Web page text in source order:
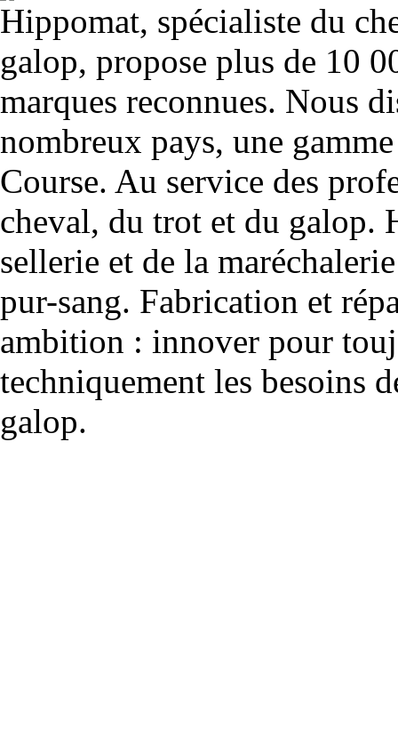
Hippomat, spécialiste du
galop, propose plus de 10
marques reconnues. Nous
nombreux pays, une
Course. Au service des
cheval, du trot et du galop.
sellerie et de la
pur-sang. Fabrication et
ambition : innover pour
techniquement les besoins
galop.